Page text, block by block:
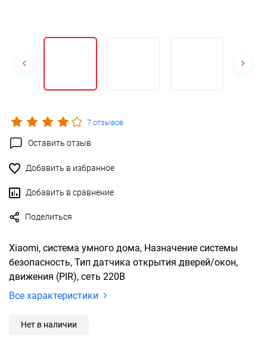
7 отзывов
Оставить отзыв
Добавить в избранное
Добавить в сравнение
Поделиться
Xiaomi, система умного дома, Назначение системы
безопасность, Тип датчика открытия дверей/окон,
движения (PIR), сеть 220В
Все характеристики
Нет в наличии